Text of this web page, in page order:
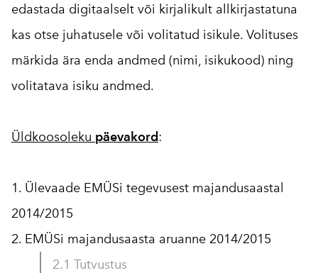
edastada digitaalselt või kirjalikult allkirjastatuna
kas otse juhatusele või volitatud isikule. Volituses
märkida ära enda andmed (nimi, isikukood) ning
volitatava isiku andmed.
Üldkoosoleku päevakord:
1. Ülevaade EMÜSi tegevusest majandusaastal
2014/2015
2. EMÜSi majandusaasta aruanne 2014/2015
2.1 Tutvustus